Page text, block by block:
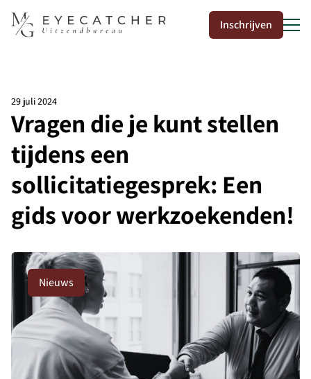
Inschrijven
50
29 juli 2024
Vragen die je kunt stellen
tijdens een
sollicitatiegesprek: Een
gids voor werkzoekenden!
Nieuws